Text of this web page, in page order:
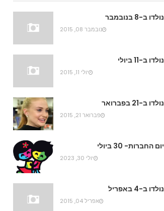
נולדו ב-8 בנובמבר
נובמבר 08, 2015
נולדו ב-11 ביולי
יולי 11, 2015
נולדו ב-21 בפברואר
פברואר 21, 2015
יום החברות- 30 ביולי
יולי 30, 2023
נולדו ב-4 באפריל
אפריל 04, 2015